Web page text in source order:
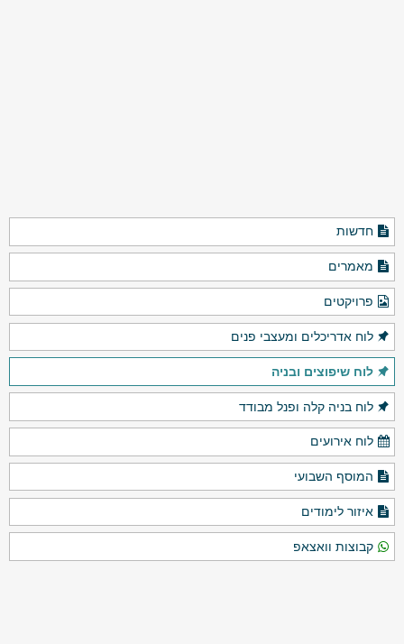
חדשות
מאמרים
פרויקטים
לוח אדריכלים ומעצבי פנים
לוח שיפוצים ובניה
לוח בניה קלה ופנל מבודד
לוח אירועים
המוסף השבועי
איזור לימודים
קבוצות וואצאפ